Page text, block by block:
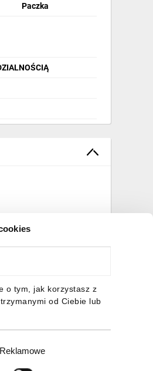
o tym, jak korzystasz z
od Ciebie lub
Reklamowe
Paczka